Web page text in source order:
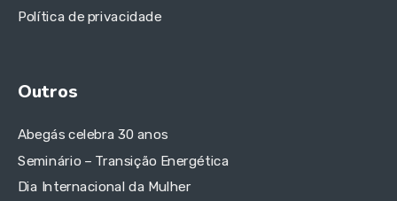
Política de privacidade
Outros
Abegás celebra 30 anos
Seminário – Transição Energética
Dia Internacional da Mulher